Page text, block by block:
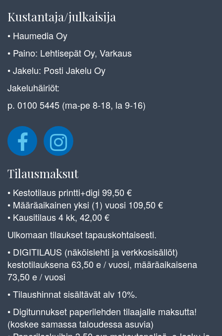
Kustantaja/julkaisija
• Haumedia Oy
• Paino: Lehtisepät Oy, Varkaus
• Jakelu: Posti Jakelu Oy
Jakeluhäiriöt:
p. 0100 5445 (ma-pe 8-18, la 9-16)
Tilausmaksut
• Kestotilaus printti+digi 99,50 €
• Määräaikainen yksi (1) vuosi 109,50 €
• Kausitilaus 4 kk, 42,00 €
Ulkomaan tilaukset tapauskohtaisesti.
• DIGITILAUS (näköislehti ja verkkosisällöt)
kestotilauksena 63,50 e / vuosi, määräaikaisena
73,50 e / vuosi
• Tilaushinnat sisältävät alv 10%.
• Digitunnukset paperilehden tilaajalle maksutta!
(koskee samassa taloudessa asuvia)